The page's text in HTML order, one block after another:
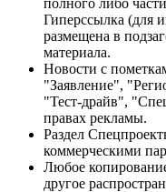
полного либо
Гиперссылка (для
размещена в
материала.
Новости с
"Заявление",
"Тест-драйв",
правах рекламы.
Раздел
коммерческими
Любое
другое